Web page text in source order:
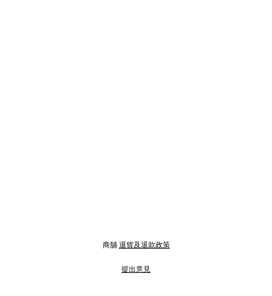
商舖 退貨及退款政策
提出意見